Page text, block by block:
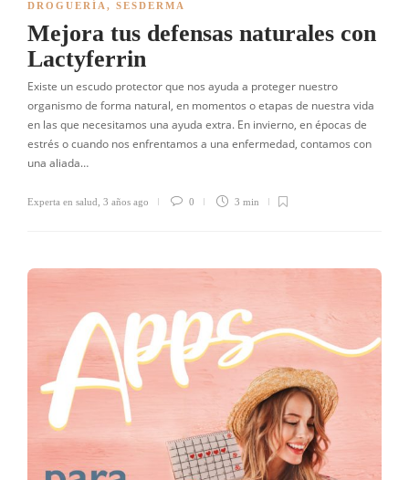
DROGUERÍA , SESDERMA
Mejora tus defensas naturales con
Lactyferrin
Existe un escudo protector que nos ayuda a proteger nuestro
organismo de forma natural, en momentos o etapas de nuestra vida
en las que necesitamos una ayuda extra. En invierno, en épocas de
estrés o cuando nos enfrentamos a una enfermedad, contamos con
una aliada…
Experta en salud 3 años ago 0 3 min